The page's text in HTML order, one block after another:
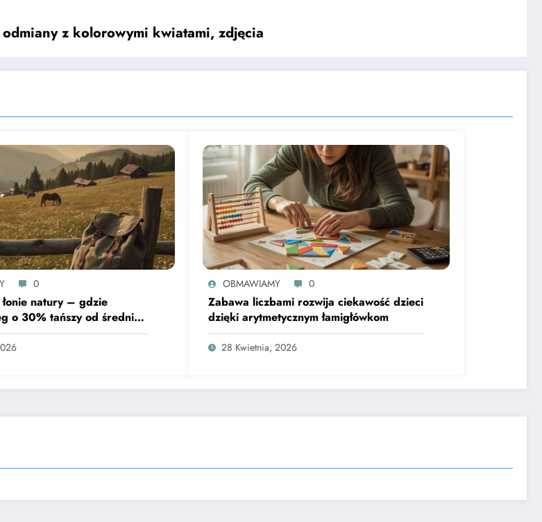
z kolorowymi kwiatami, zdjęcia
0
natury – gdzie
o 30% tańszy od średniej
OBMAWIAMY 0
Zabawa liczbami rozwija ciekawość dzieci
dzięki arytmetycznym łamigłówkom
28 Kwietnia, 2026